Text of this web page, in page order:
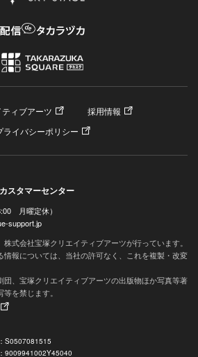
ィブアーツ
採用情報
ライバシーポリシー
スタマーセンター
月曜定休）
support.jp
式会社宝塚クリエイティブアーツが行っています。
情報については、当社の許可なく、これを複製・改変
団、宝塚クリエイティブアーツの出版物ほか写真等著
を禁じます。
S0507081515
9009941002Y45040